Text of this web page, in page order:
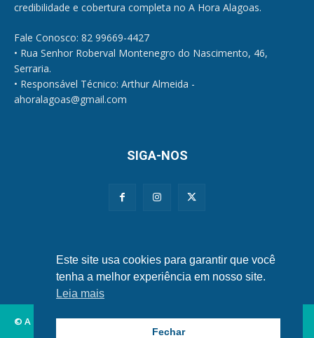
credibilidade e cobertura completa no A Hora Alagoas.
Fale Conosco: 82 99669-4427
• Rua Senhor Roberval Montenegro do Nascimento, 46,
Serraria.
• Responsável Técnico: Arthur Almeida -
ahoralagoas@gmail.com
SIGA-NOS
© A Hora Alagoas.
Este site usa cookies para garantir que você
tenha a melhor experiência em nosso site.
Leia mais
Fechar